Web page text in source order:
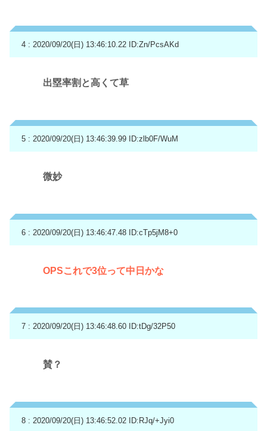
4 : 2020/09/20(日) 13:46:10.22 ID:Zn/PcsAKd
出塁率割と高くて草
5 : 2020/09/20(日) 13:46:39.99 ID:zlb0F/WuM
微妙
6 : 2020/09/20(日) 13:46:47.48 ID:cTp5jM8+0
OPSこれで3位って中日かな
7 : 2020/09/20(日) 13:46:48.60 ID:tDg/32P50
賛？
8 : 2020/09/20(日) 13:46:52.02 ID:RJq/+Jyi0